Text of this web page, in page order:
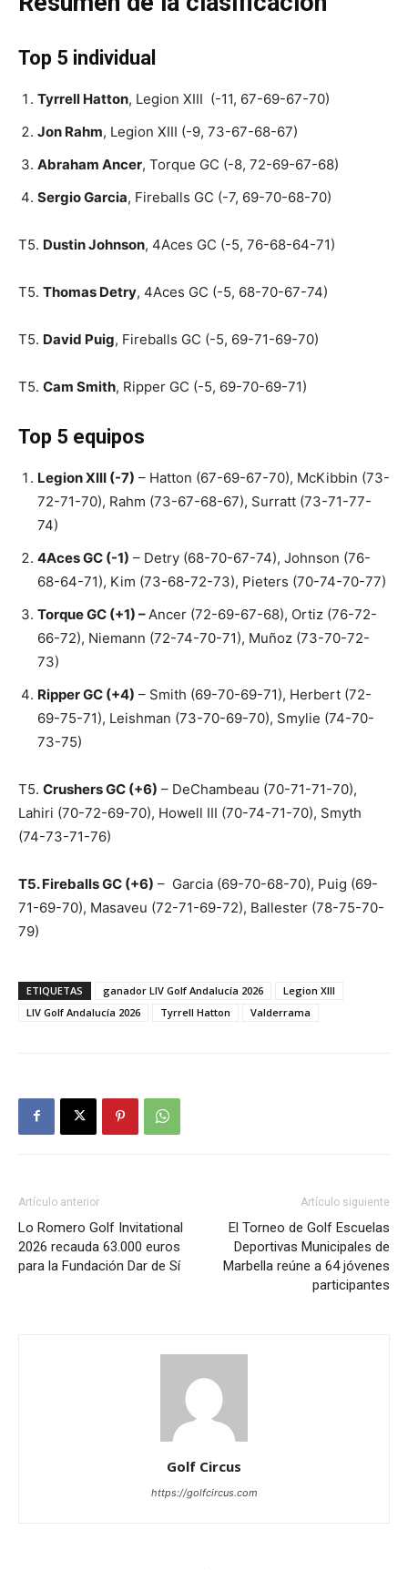
Top 5 individual
Tyrrell Hatton, Legion XIII (-11, 67-69-67-70)
Jon Rahm, Legion XIII (-9, 73-67-68-67)
Abraham Ancer, Torque GC (-8, 72-69-67-68)
Sergio Garcia, Fireballs GC (-7, 69-70-68-70)
T5. Dustin Johnson, 4Aces GC (-5, 76-68-64-71)
T5. Thomas Detry, 4Aces GC (-5, 68-70-67-74)
T5. David Puig, Fireballs GC (-5, 69-71-69-70)
T5. Cam Smith, Ripper GC (-5, 69-70-69-71)
Top 5 equipos
Legion XIII (-7) – Hatton (67-69-67-70), McKibbin (73-
72-71-70), Rahm (73-67-68-67), Surratt (73-71-77-
74)
4Aces GC (-1) – Detry (68-70-67-74), Johnson (76-
68-64-71), Kim (73-68-72-73), Pieters (70-74-70-77)
Torque GC (+1) – Ancer (72-69-67-68), Ortiz (76-72-
66-72), Niemann (72-74-70-71), Muñoz (73-70-72-
73)
Ripper GC (+4) – Smith (69-70-69-71), Herbert (72-
69-75-71), Leishman (73-70-69-70), Smylie (74-70-
73-75)
T5. Crushers GC (+6) – DeChambeau (70-71-71-70),
Lahiri (70-72-69-70), Howell III (70-74-71-70), Smyth
(74-73-71-76)
T5. Fireballs GC (+6) – Garcia (69-70-68-70), Puig (69-
71-69-70), Masaveu (72-71-69-72), Ballester (78-75-70-
79)
ETIQUETAS ganador LIV Golf Andalucía 2026
Legion XIII
LIV Golf Andalucía 2026
Tyrrell Hatton Valderrama
Artículo anterior
Lo Romero Golf Invitational
2026 recauda 63.000 euros
para la Fundación Dar de Sí
Artículo siguiente
El Torneo de Golf Escuelas
Deportivas Municipales de
Marbella reúne a 64 jóvenes
participantes
Golf Circus
https://golfcircus.com